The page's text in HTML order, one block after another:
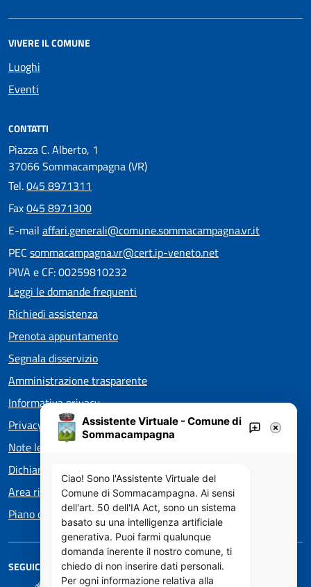
VIVERE IL COMUNE
Luoghi
Eventi
CONTATTI
Piazza C. Alberto, 1
37066 Sommacampagna (VR)
Tel.045 8971311
Fax045 8971300
E-mail affari.generali@comune.sommacampagna.vr.it
PEC sommacampagna.vr@cert.ip-veneto.net
PIVA e CF: 00259810232
Leggi le domande frequenti
Richiedi assistenza
Prenota appuntamento
Segnala disservizio
Amministrazione trasparente
Informativa privacy
Privacy policy EOS
Note legali
Dichiarazione di accessibilità
Area riservata
Piano di Miglioramento dei servizi
SEGUICI SU
Assistente Virtuale - Comune di
Sommacampagna
Ciao! Sono l'Assistente Virtuale del
Comune di Sommacampagna. Ai sensi
dell'art. 50 dell'IA Act, sono un sistema
basato su una intelligenza artificiale
generativa. Puoi farmi qualunque
domanda inerente il nostro comune, ti
chiedo di non inserire dati personali.
Per ogni informazione relativa alla